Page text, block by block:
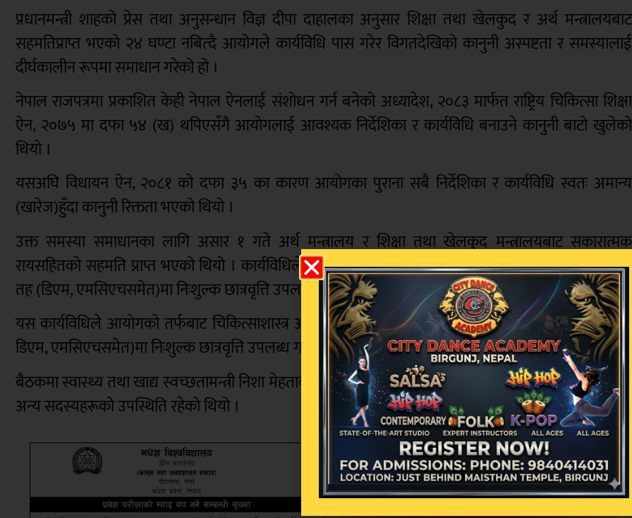
प्रधानमन्त्री शाहको प्रेस तथा अनुसन्धान विज्ञ दीपा दाहालका अनुसार शिक्षा तथा खेलकुद र अर्थ मन्त्रालयबाट
सहमतिप्राप्त भएको २४ घण्टा नबित्दै आयोगले कार्यविधि पास गरेर विगतदेखिको कानुनी अस्पष्टता र समस्यालाई
दीर्घकालीन रूपमा समाधान गरेको हो ।
नेपाल राजपत्रमा प्रकाशित केही नेपाल ऐनलाई संशोधन गर्न बनेको अध्यादेश, २०८३ मार्फत राष्ट्रिय चिकित्सा शिक्षा
ऐन, २०७५ मा दफा ५४ (ख) थपिएसँगै आयोगलाई आवश्यक निर्देशिका र कार्यविधि बनाउने कानुनी बाटो खुलेको
थियो ।
यसअघि विधायन ऐन, २०८१ को दफा ३५ का कारण आयोगका पुराना सबै निर्देशिका र कार्यविधि स्वतः अमान्य
(खारेज)हुँदा कानुनी रिक्तता भएको थियो ।
उक्त समस्या समाधानका लागि असार १ गते अर्थ मन्त्रालय र शिक्षा तथा खेलकुद मन्त्रालयबाट सकारात्मक
रायसहितको सहमति प्राप्त भएको थियो । कार्यविधिले सार्वजनिक शिक्षण संस्थालाई निःशुल्क छात्रवृत्ति, स्नातकोत्तर
तह (डिएम, एमसिएचसमेत)मा निःशुल्क छात्रवृत्ति उपलब्ध गराएबापत अनुदान वितरण गराउने बाटो खुलेको छ ।
यस कार्यविधिले आयोगको तर्फबाट चिकित्साशास्त्र अध्ययन गराउने शिक्षण संस्थालाई सबै तहमा (स्नातकोत्तर तह
डिएम, एमसिएचसमेत)मा निःशुल्क छात्रवृत्ति उपलब्ध गराएबापत अनुदान वितरण गर्ने बाटो खुलेको छ ।
बैठकमा स्वास्थ्य तथा खाद्य स्वच्छतामन्त्री निशा मेहताको सहअध्यक्षता तथा आयोगका उपाध्यक्ष प्रा डा श्रीकृष्ण गिरी र
अन्य सदस्यहरूको उपस्थिति रहेको थियो ।